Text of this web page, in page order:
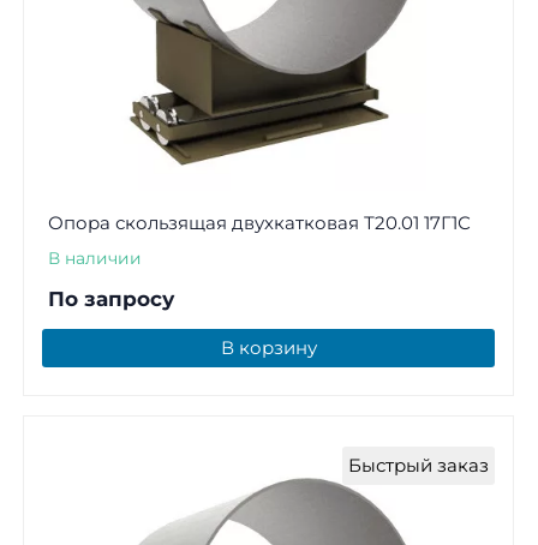
Опора скользящая двухкатковая Т20.01 17Г1С
В наличии
По запросу
В корзину
Быстрый заказ